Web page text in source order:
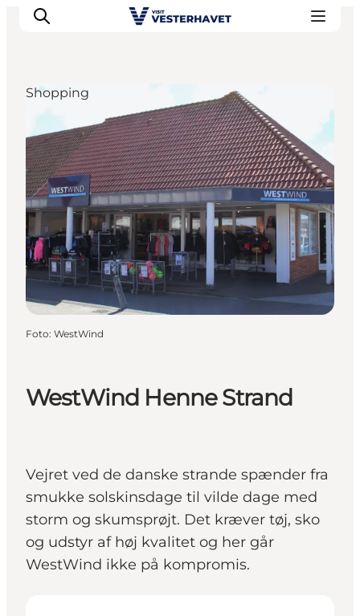
Det sker
Oplevelser
Vores Byer
Mad & Overnatning
Køb billet
Planlæg din ferie
WestWind Henne Strand
Vejret ved de danske strande spænder fra
smukke solskinsdage til vilde dage med
storm og skumsprøjt. Det kræver tøj, sko
og udstyr af høj kvalitet og her går
WestWind ikke på kompromis.
Shopping
Foto: WestWind